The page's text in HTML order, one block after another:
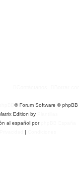
® Forum Software © phpBB
Edition by
al español por
|